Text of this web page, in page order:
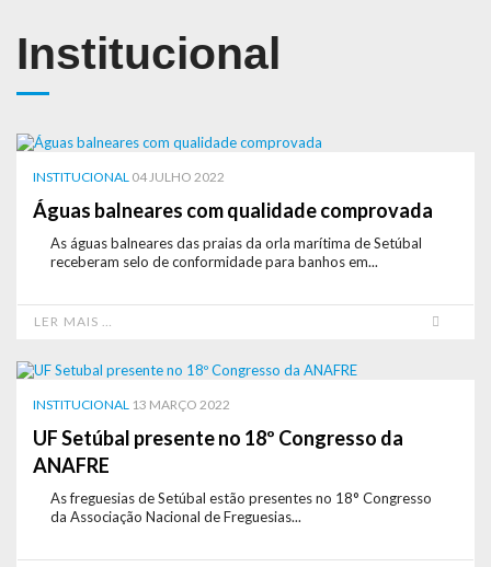
Institucional
Águas balneares com qualidade comprovada
INSTITUCIONAL 04 JULHO 2022
As águas balneares das praias da orla marítima de Setúbal
receberam selo de conformidade para banhos em...
LER MAIS …
UF Setúbal presente no 18º Congresso da
ANAFRE
INSTITUCIONAL 13 MARÇO 2022
As freguesias de Setúbal estão presentes no 18° Congresso
da Associação Nacional de Freguesias...